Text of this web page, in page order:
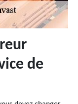
de